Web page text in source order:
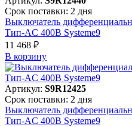
Срок поставки: 2 дня
Выключатель
Тип-AC 400В Systeme9
11 468 ₽
В корзинy
Артикул: S9R12425
Срок поставки: 2 дня
Выключатель
Тип-AC 400В Systeme9